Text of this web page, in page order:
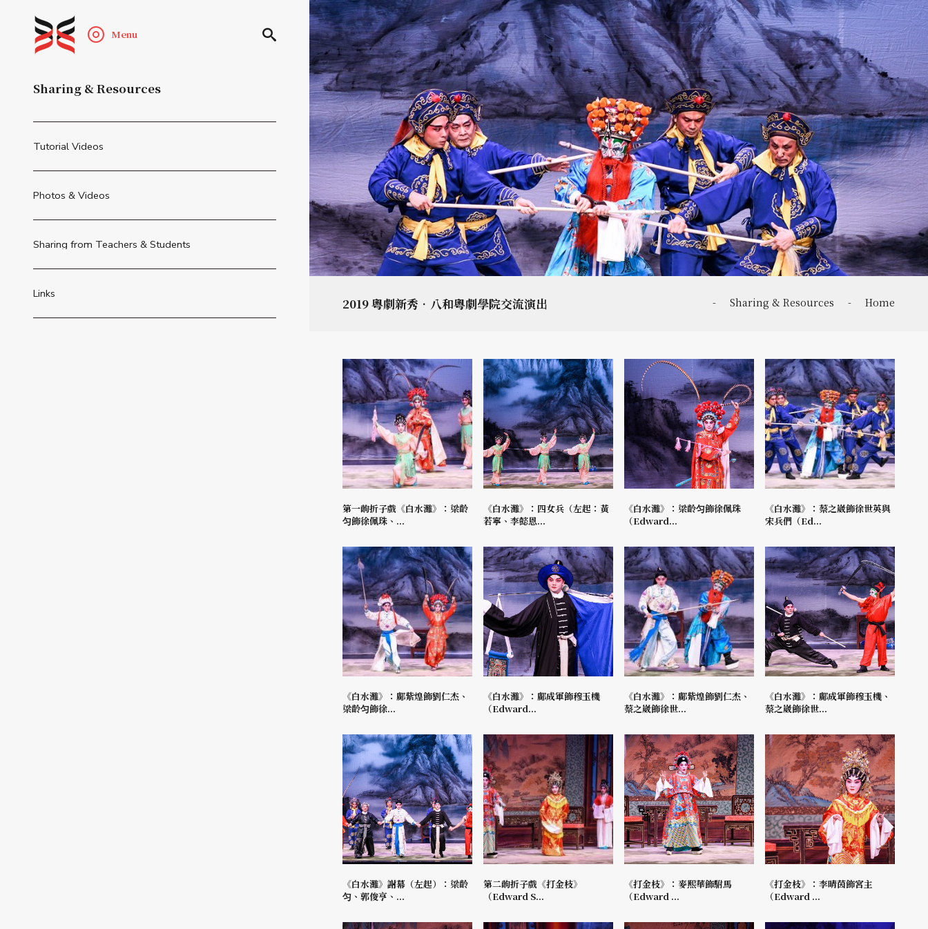
Menu
Sharing & Resources
Tutorial Videos
Photos & Videos
Sharing from Teachers & Students
Links
2019 粵劇新秀•八和粵劇學院交流演出 - Sharing & Resources - Home
第一齣折子戲《白水灘》：梁齡
匀飾徐佩珠、...
《白水灘》：四女兵（左起：黃
若寧、李懿恩...
《白水灘》：梁齡匀飾徐佩珠
（Edward...
《白水灘》：蔡之崴飾徐世英與
宋兵們（Ed...
《白水灘》：鄺紫煌飾劉仁杰、
梁齡匀飾徐...
《白水灘》：鄺成軍飾穆玉機
（Edward...
《白水灘》：鄺紫煌飾劉仁杰、
蔡之崴飾徐世...
《白水灘》：鄺成軍飾穆玉機、
蔡之崴飾徐世...
《白水灘》謝幕（左起）：梁齡
匀、郭俊亨、...
第二齣折子戲《打金枝》
（Edward S...
《打金枝》：麥熙華飾駙馬
（Edward ...
《打金枝》：李晴茵飾宮主
（Edward ...